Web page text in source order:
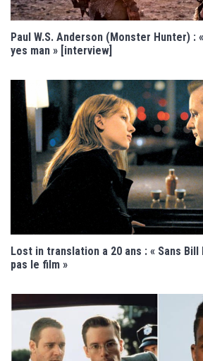
Paul W.S. Anderson (Monster Hunter) :
yes man » [interview]
Lost in translation a 20 ans : « Sans
pas le film »